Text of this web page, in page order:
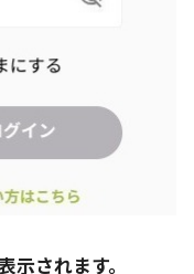
されます。